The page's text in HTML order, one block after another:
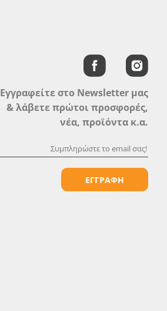
Εγγραφείτε στο Newsletter μας
& λάβετε πρώτοι προσφορές,
νέα, προϊόντα κ.α.
ΕΓΓΡΑΦΗ